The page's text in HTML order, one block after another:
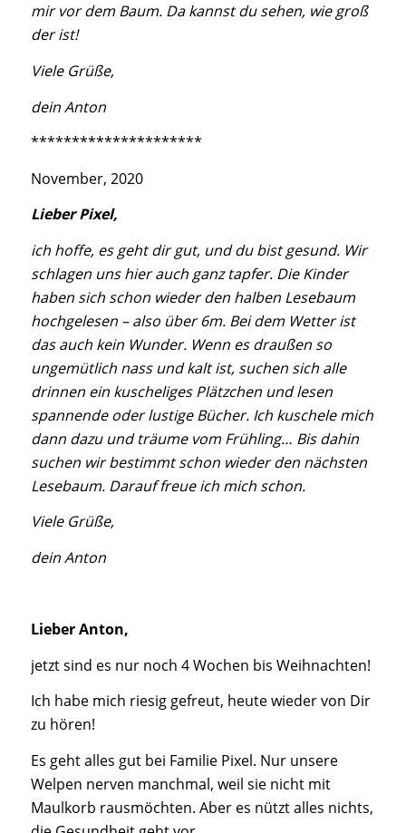
mir vor dem Baum. Da kannst du sehen, wie groß
der ist!
Viele Grüße,
dein Anton
*********************
November, 2020
Lieber Pixel,
ich hoffe, es geht dir gut, und du bist gesund. Wir
schlagen uns hier auch ganz tapfer. Die Kinder
haben sich schon wieder den halben Lesebaum
hochgelesen – also über 6m. Bei dem Wetter ist
das auch kein Wunder. Wenn es draußen so
ungemütlich nass und kalt ist, suchen sich alle
drinnen ein kuscheliges Plätzchen und lesen
spannende oder lustige Bücher. Ich kuschele mich
dann dazu und träume vom Frühling… Bis dahin
suchen wir bestimmt schon wieder den nächsten
Lesebaum. Darauf freue ich mich schon.
Viele Grüße,
dein Anton
Lieber Anton,
jetzt sind es nur noch 4 Wochen bis Weihnachten!
Ich habe mich riesig gefreut, heute wieder von Dir
zu hören!
Es geht alles gut bei Familie Pixel. Nur unsere
Welpen nerven manchmal, weil sie nicht mit
Maulkorb rausmöchten. Aber es nützt alles nichts,